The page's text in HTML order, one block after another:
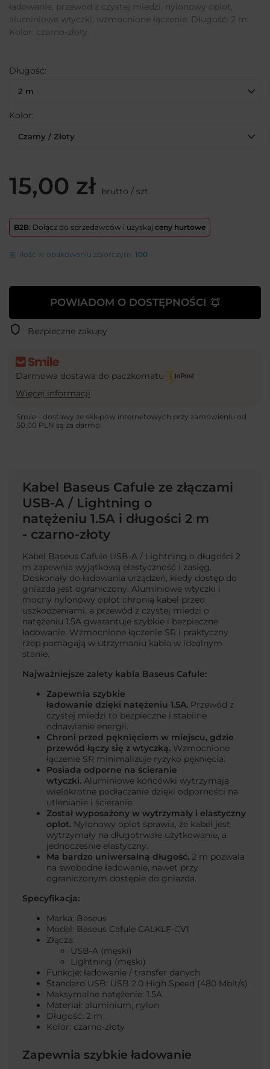
ładowanie, przewód z czystej miedzi, nylonowy oplot,
aluminiowe wtyczki, wzmocnione łączenie. Długość: 2 m.
Kolor: czarno-złoty.
Długość
2 m
Kolor
Czarny / Złoty
15,00 zł brutto / szt.
B2B: Dołącz do sprzedawców i uzyskaj ceny hurtowe
Ilość w opakowaniu zbiorczym:100
POWIADOM O DOSTĘPNOŚCI
Bezpieczne zakupy
Darmowa dostawa do paczkomatu
Więcej informacji
Smile - dostawy ze sklepów internetowych przy zamówieniu od
50,00 PLN są za darmo.
Kabel Baseus Cafule ze złączami
USB-A / Lightning o
natężeniu 1.5A i długości 2 m
- czarno-złoty
Kabel Baseus Cafule USB-A / Lightning o długości 2
m zapewnia wyjątkową elastyczność i zasięg.
Doskonały do ładowania urządzeń, kiedy dostęp do
gniazda jest ograniczony. Aluminiowe wtyczki i
mocny nylonowy oplot chronią kabel przed
uszkodzeniami, a przewód z czystej miedzi o
natężeniu 1.5A gwarantuje szybkie i bezpieczne
ładowanie. Wzmocnione łączenie SR i praktyczny
rzep pomagają w utrzymaniu kabla w idealnym
stanie.
Najważniejsze zalety kabla Baseus Cafule:
Zapewnia szybkie
ładowanie dzięki natężeniu 1.5A. Przewód z
czystej miedzi to bezpieczne i stabilne
odnawianie energii.
Chroni przed pęknięciem w miejscu, gdzie
przewód łączy się z wtyczką. Wzmocnione
łączenie SR minimalizuje ryzyko pęknięcia.
Posiada odporne na ścieranie
wtyczki. Aluminiowe końcówki wytrzymają
wielokrotne podłączanie dzięki odporności na
utlenianie i ścieranie.
Został wyposażony w wytrzymały i elastyczny
oplot. Nylonowy oplot sprawia, że kabel jest
wytrzymały na długotrwałe użytkowanie, a
jednocześnie elastyczny.
Ma bardzo uniwersalną długość. 2 m pozwala
na swobodne ładowanie, nawet przy
ograniczonym dostępie do gniazda.
Specyfikacja:
Marka: Baseus
Model: Baseus Cafule CALKLF-CV1
Złącza:
USB-A (męski)
Lightning (męski)
Funkcje: ładowanie / transfer danych
Standard USB: USB 2.0 High Speed (480 Mbit/s)
Maksymalne natężenie: 1.5A
Materiał: aluminium, nylon
Długość: 2 m
Kolor: czarno-złoty
Zapewnia szybkie ładowanie